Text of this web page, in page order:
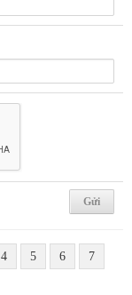
4 5 6 7